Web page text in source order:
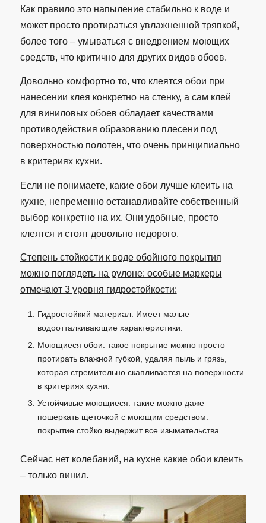
Как правило это напыление стабильно к воде и
может просто протираться увлажненной тряпкой,
более того – умываться с внедрением моющих
средств, что критично для других видов обоев.
Довольно комфортно то, что клеятся обои при
нанесении клея конкретно на стенку, а сам клей
для виниловых обоев обладает качествами
противодействия образованию плесени под
поверхностью полотен, что очень принципиально
в критериях кухни.
Если не понимаете, какие обои лучше клеить на
кухне, непременно останавливайте собственный
выбор конкретно на их. Они удобные, просто
клеятся и стоят довольно недорого.
Степень стойкости к воде обойного покрытия
можно поглядеть на рулоне: особые маркеры
отмечают 3 уровня гидростойкости:
Гидростойкий материал. Имеет малые
водоотталкивающие характеристики.
Моющиеся обои: такое покрытие можно просто
протирать влажной губкой, удаляя пыль и грязь,
которая стремительно скапливается на поверхности
в критериях кухни.
Устойчивые моющиеся: такие можно даже
пошеркать щеточкой с моющим средством:
покрытие стойко выдержит все изымательства.
Сейчас нет колебаний, на кухне какие обои клеить
– только винил.